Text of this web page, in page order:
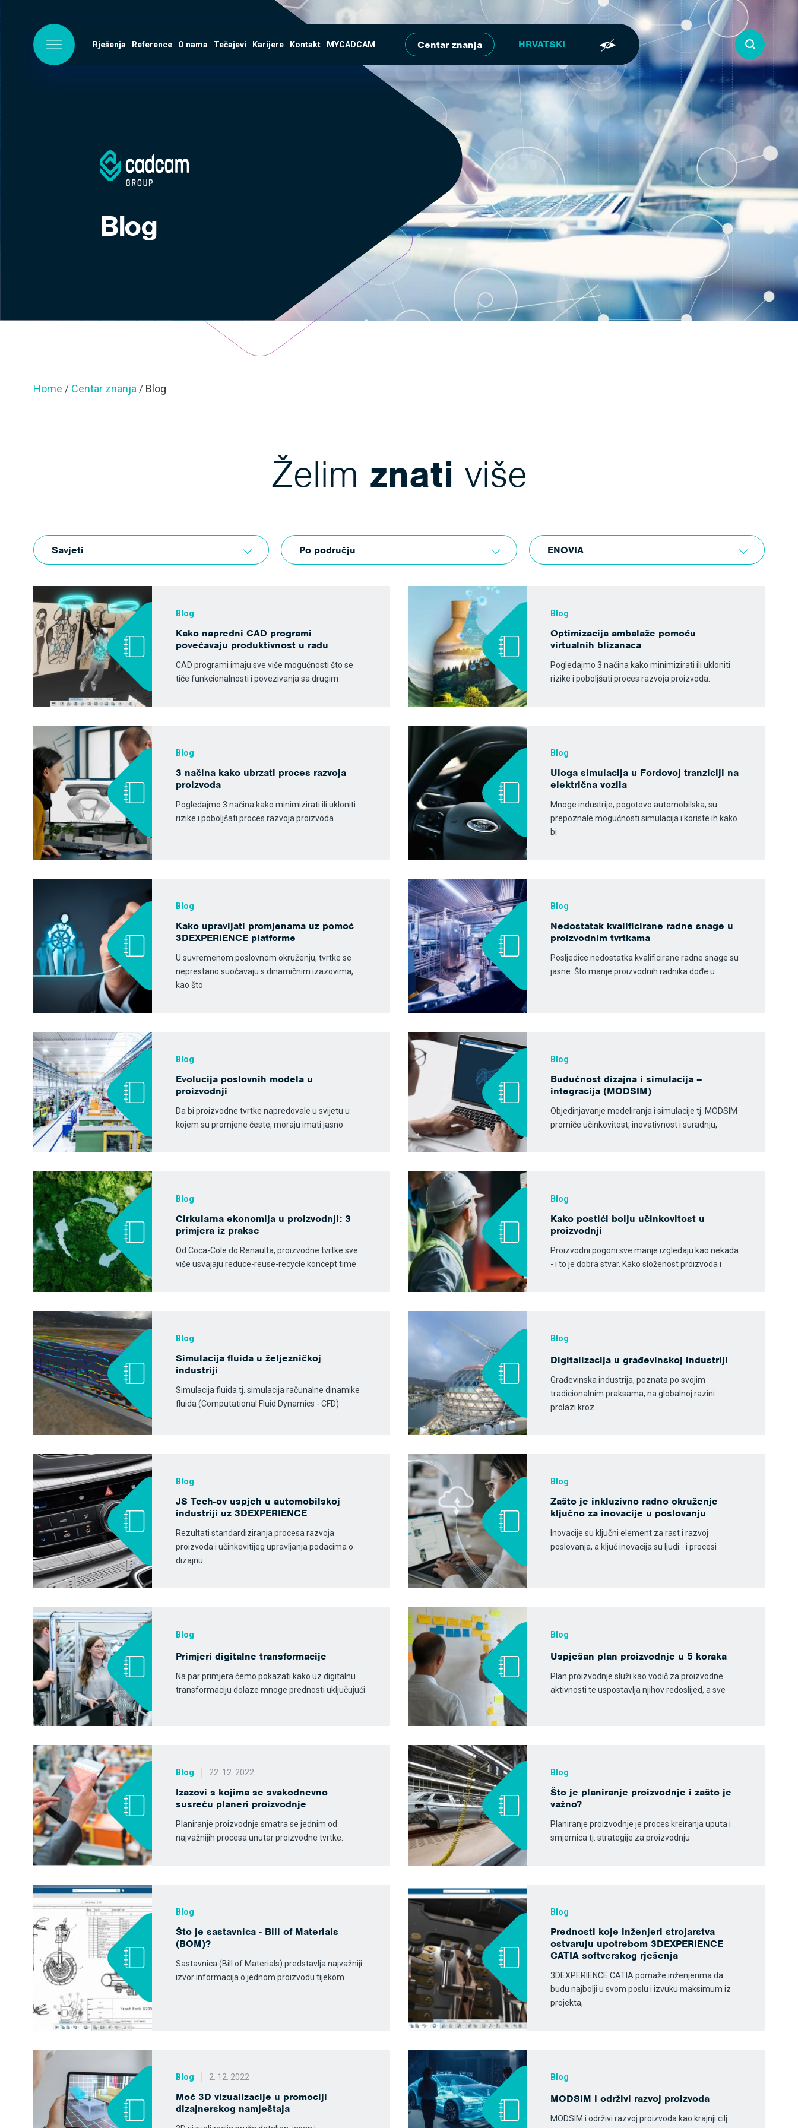
Skip to main content
Rješenja Reference O nama Tečajevi Karijere Kontakt MYCADCAM Centar znanja
Blog
Home / Centar znanja / Blog
Želim znati više
Savjeti Po području ENOVIA
Blog
Kako napredni CAD programi
povećavaju produktivnost u radu
CAD programi imaju sve više mogućnosti što se
tiče funkcionalnosti i povezivanja sa drugim
Blog
Optimizacija ambalaže pomoću
virtualnih blizanaca
Pogledajmo 3 načina kako minimizirati ili ukloniti
rizike i poboljšati proces razvoja proizvoda.
Blog
3 načina kako ubrzati proces razvoja
proizvoda
Pogledajmo 3 načina kako minimizirati ili ukloniti
rizike i poboljšati proces razvoja proizvoda.
Blog
Uloga simulacija u Fordovoj tranziciji na
električna vozila
Mnoge industrije, pogotovo automobilska, su
prepoznale mogućnosti simulacija i koriste ih kako
bi
Blog
Kako upravljati promjenama uz pomoć
3DEXPERIENCE platforme
U suvremenom poslovnom okruženju, tvrtke se
neprestano suočavaju s dinamičnim izazovima,
kao što
Blog
Nedostatak kvalificirane radne snage u
proizvodnim tvrtkama
Posljedice nedostatka kvalificirane radne snage su
jasne. Što manje proizvodnih radnika dođe u
Blog
Evolucija poslovnih modela u
proizvodnji
Da bi proizvodne tvrtke napredovale u svijetu u
kojem su promjene česte, moraju imati jasno
Blog
Budućnost dizajna i simulacija –
integracija (MODSIM)
Objedinjavanje modeliranja i simulacije tj. MODSIM
promiče učinkovitost, inovativnost i suradnju,
Blog
Cirkularna ekonomija u proizvodnji: 3
primjera iz prakse
Od Coca-Cole do Renaulta, proizvodne tvrtke sve
više usvajaju reduce-reuse-recycle koncept time
Blog
Kako postići bolju učinkovitost u
proizvodnji
Proizvodni pogoni sve manje izgledaju kao nekada
- i to je dobra stvar. Kako složenost proizvoda i
Blog
Simulacija fluida u željezničkoj
industriji
Simulacija fluida tj. simulacija računalne dinamike
fluida (Computational Fluid Dynamics - CFD)
Blog
Digitalizacija u građevinskoj industriji
Građevinska industrija, poznata po svojim
tradicionalnim praksama, na globalnoj razini
prolazi kroz
Blog
JS Tech-ov uspjeh u automobilskoj
industriji uz 3DEXPERIENCE
Rezultati standardiziranja procesa razvoja
proizvoda i učinkovitijeg upravljanja podacima o
dizajnu
Blog
Zašto je inkluzivno radno okruženje
ključno za inovacije u poslovanju
Inovacije su ključni element za rast i razvoj
poslovanja, a ključ inovacija su ljudi - i procesi
Blog
Primjeri digitalne transformacije
Na par primjera ćemo pokazati kako uz digitalnu
transformaciju dolaze mnoge prednosti uključujući
Blog
Uspješan plan proizvodnje u 5 koraka
Plan proizvodnje služi kao vodič za proizvodne
aktivnosti te uspostavlja njihov redoslijed, a sve
Blog 22. 12. 2022
Izazovi s kojima se svakodnevno
susreću planeri proizvodnje
Planiranje proizvodnje smatra se jednim od
najvažnijih procesa unutar proizvodne tvrtke.
Blog
Što je planiranje proizvodnje i zašto je
važno?
Planiranje proizvodnje je proces kreiranja uputa i
smjernica tj. strategije za proizvodnju
Blog
Što je sastavnica - Bill of Materials
(BOM)?
Sastavnica (Bill of Materials) predstavlja najvažniji
izvor informacija o jednom proizvodu tijekom
Blog
Prednosti koje inženjeri strojarstva
ostvaruju upotrebom 3DEXPERIENCE
CATIA softverskog rješenja
3DEXPERIENCE CATIA pomaže inženjerima da
budu najbolji u svom poslu i izvuku maksimum iz
projekta,
Blog 2. 12. 2022
Moć 3D vizualizacije u promociji
dizajnerskog namještaja
Blog
MODSIM i održivi razvoj proizvoda
MODSIM i održivi razvoj proizvoda kao krajnji cilj